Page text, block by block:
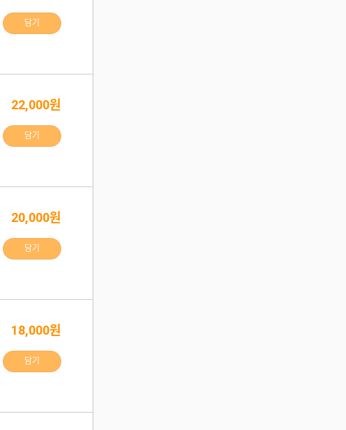
담기
22,000원
담기
20,000원
담기
18,000원
담기